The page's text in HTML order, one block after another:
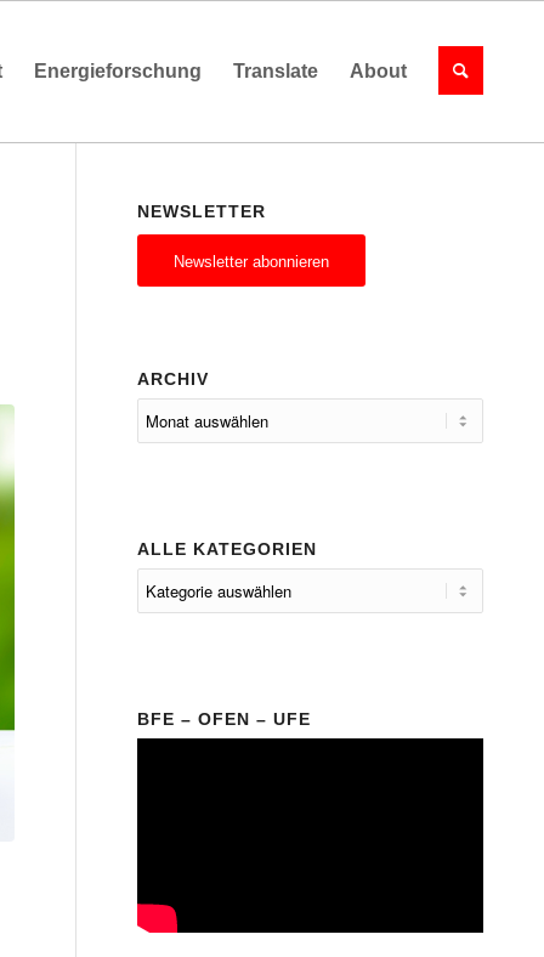
Energieforschung Translate About
NEWSLETTER
Newsletter abonnieren
ARCHIV
ALLE KATEGORIEN
BFE – OFEN – UFE